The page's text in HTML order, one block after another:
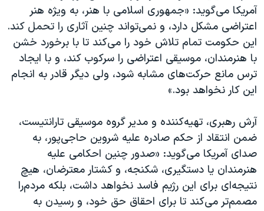
آمریکا می‌گوید: «جمهوری اسلامی با هنر، به ویژه هنر
اعتراضی مشکل دارد، و نمی‌تواند چنین آثاری را تحمل کند.
این حکومت تمام تلاش خود را می‌کند تا با برخورد خشن
با هنرمندان، موسیقی اعتراضی را سرکوب کند، و با ایجاد
ترس مانع حرکت‌های مشابه شود، ولی دیگر قادر به انجام
این کار نخواهد بود.»
آرش رهبری، تهیه‌کننده و مدیر گروه موسیقی تارانتیست،
ضمن انتقاد از حکم صادره علیه شروین حاجی‌پور، به
صدای آمریکا می‌گوید: «صدور چنین احکامی علیه
هنرمندان یا دستگیری، شکنجه، و کشتار معترضان، هیچ
نتیجه‌ای برای این رژیم فاسد نخواهد داشت، بلکه مردم‌را
مصمم‌تر می‌کند تا برای احقاق حق خود، و رسیدن به